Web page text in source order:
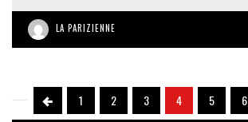
LA PARIZIENNE
1 2 3 4 5 6